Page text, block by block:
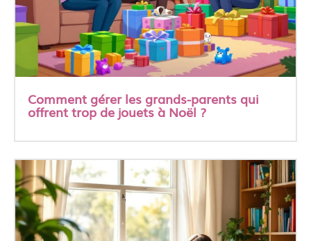
Comment gérer les grands-parents qui
offrent trop de jouets à Noël ?